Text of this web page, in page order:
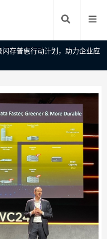
闪存普惠行动计划，助力企业应